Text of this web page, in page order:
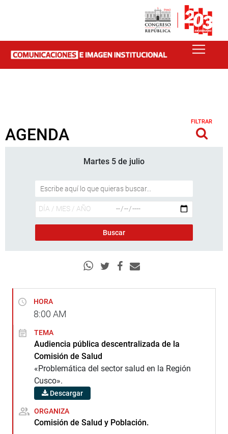
AGENDA
FILTRAR
Martes 5 de julio
HORA
8:00 AM
TEMA
Audiencia pública descentralizada de la
Comisión de Salud
«Problemática del sector salud en la Región
Cusco».
Descargar
ORGANIZA
Comisión de Salud y Población.